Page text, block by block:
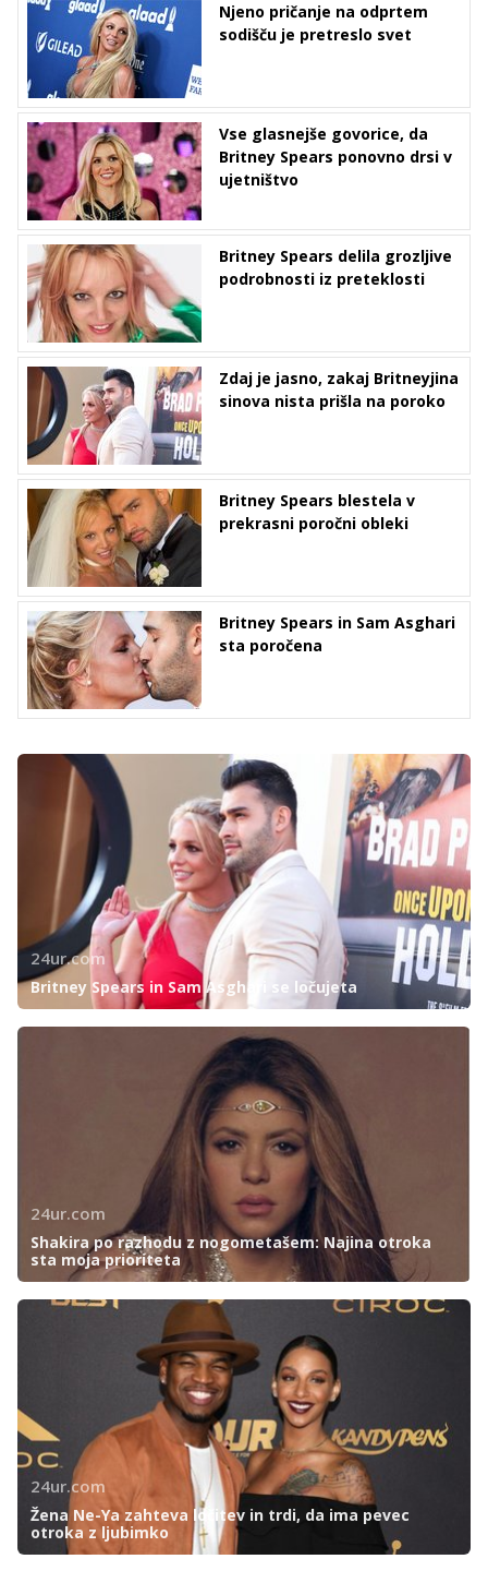
Njeno pričanje na odprtem
sodišču je pretreslo svet
Vse glasnejše govorice, da
Britney Spears ponovno drsi v
ujetništvo
Britney Spears delila grozljive
podrobnosti iz preteklosti
Zdaj je jasno, zakaj Britneyjina
sinova nista prišla na poroko
Britney Spears blestela v
prekrasni poročni obleki
Britney Spears in Sam Asghari
sta poročena
24ur.com
Britney Spears in Sam Asghari se ločujeta
24ur.com
Shakira po razhodu z nogometašem: Najina otroka
sta moja prioriteta
24ur.com
Žena Ne-Ya zahteva ločitev in trdi, da ima pevec
otroka z ljubimko